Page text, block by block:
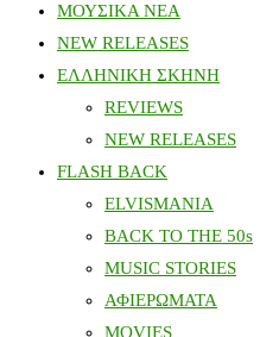
ΜΟΥΣΙΚΑ ΝΕΑ
NEW RELEASES
ΕΛΛΗΝΙΚΗ ΣΚΗΝΗ
REVIEWS
NEW RELEASES
FLASH BACK
ELVISMANIA
BACK TO THE 50s
MUSIC STORIES
ΑΦΙΕΡΩΜΑΤΑ
MOVIES